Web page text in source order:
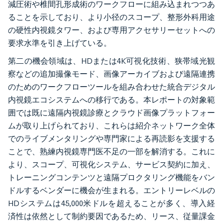
減圧術や椎間孔形成術のワークフローに組み込まれつつあ
ることを示しており、より小径のスコープ、整形外科用途
の硬性内視鏡タワー、および専用アクセサリーセットへの
要求水準を引き上げている。
第二の機会領域は、HDまたは4K可視化技術、狭帯域光観
察などの追加撮像モード、画像アーカイブおよび遠隔連携
のためのワークフローツールを組み合わせた統合デジタル
内視鏡エコシステムへの移行である。本レポートの対象範
囲では既に遠隔内視鏡診療とクラウド画像プラットフォー
ムが取り上げられており、これらは紹介ネットワーク全体
でのライブメンタリングや専門家による再読影を支援する
ことで、熟練内視鏡専門医不足の一部を解消する。これに
より、スコープ、可視化システム、サービス契約に加え、
トレーニングコンテンツと遠隔プロクタリング機能をバン
ドルするベンダーに機会が生まれる。エントリーレベルの
HDシステムは45,000米ドルを超えることが多く、導入経
済性は依然として制約要因であるため、リース、従量課金